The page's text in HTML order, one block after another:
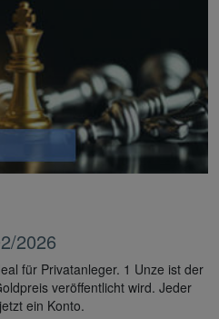
2026
für Privatanleger. 1 Unze ist der
veröffentlicht wird. Jeder
ein Konto.